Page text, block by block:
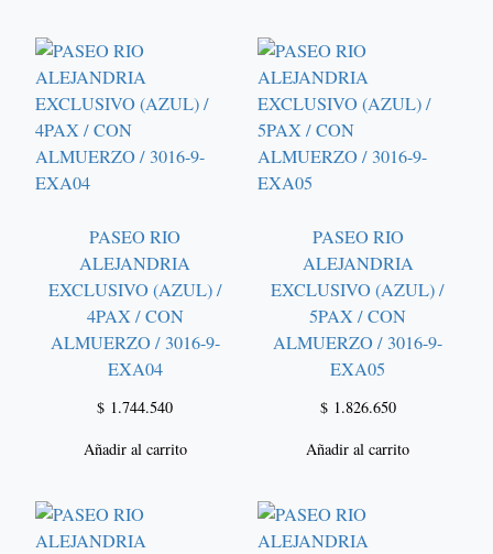
PASEO RIO
ALEJANDRIA
EXCLUSIVO (AZUL) /
4PAX / CON
ALMUERZO / 3016-9-
EXA04
$ 1.744.540
Añadir al carrito
PASEO RIO
ALEJANDRIA
EXCLUSIVO (AZUL) /
5PAX / CON
ALMUERZO / 3016-9-
EXA05
$1.826.650
Añadir al carrito